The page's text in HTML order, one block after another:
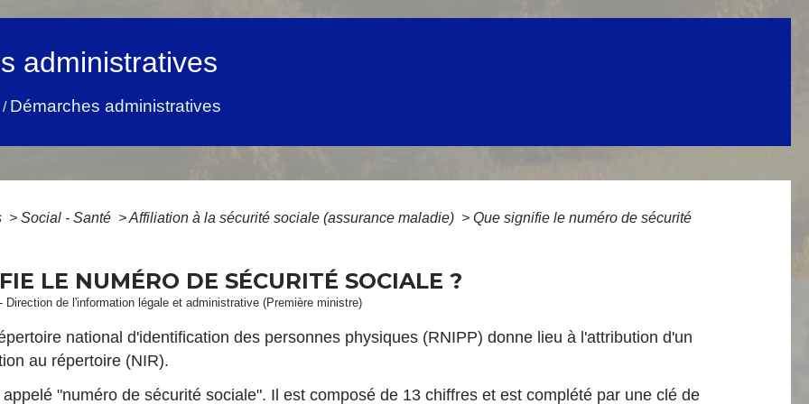
administratives
/ Démarches administratives
> Social - Santé >Affiliation à la sécurité sociale (assurance maladie) > Que signifie le numéro de sécurité
LE NUMÉRO DE SÉCURITÉ SOCIALE ?
Direction de l'information légale et administrative (Première ministre)
national d'identification des personnes physiques (RNIPP) donne lieu à l'attribution d'un
au répertoire (NIR).
"numéro de sécurité sociale". Il est composé de 13 chiffres et est complété par une clé de